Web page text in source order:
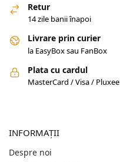
Retur
14 zile banii înapoi
Livrare prin curier
la EasyBox sau FanBox
Plata cu cardul
MasterCard / Visa / Pluxee
INFORMAȚII
Despre noi